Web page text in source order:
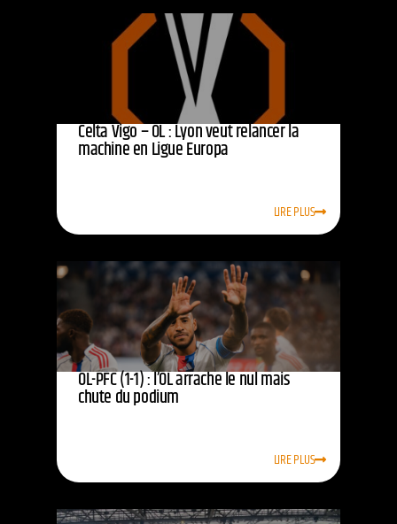
Celta Vigo – OL : Lyon veut relancer la
machine en Ligue Europa
LIRE PLUS
OL-PFC (1-1) : l’OL arrache le nul mais
chute du podium
LIRE PLUS